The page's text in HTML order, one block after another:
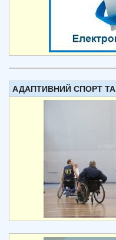
АДАПТИВНИЙ СПОРТ ТА